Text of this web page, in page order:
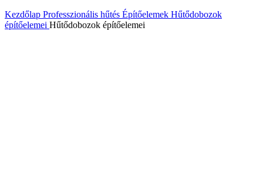
Kezdőlap Professzionális hűtés Építőelemek Hűtődobozok
építőelemei Hűtődobozok építőelemei